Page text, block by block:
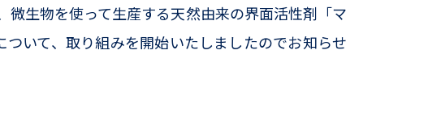
微生物を使って生産する天然由来の界面活性剤「マ
いて、取り組みを開始いたしましたのでお知らせ